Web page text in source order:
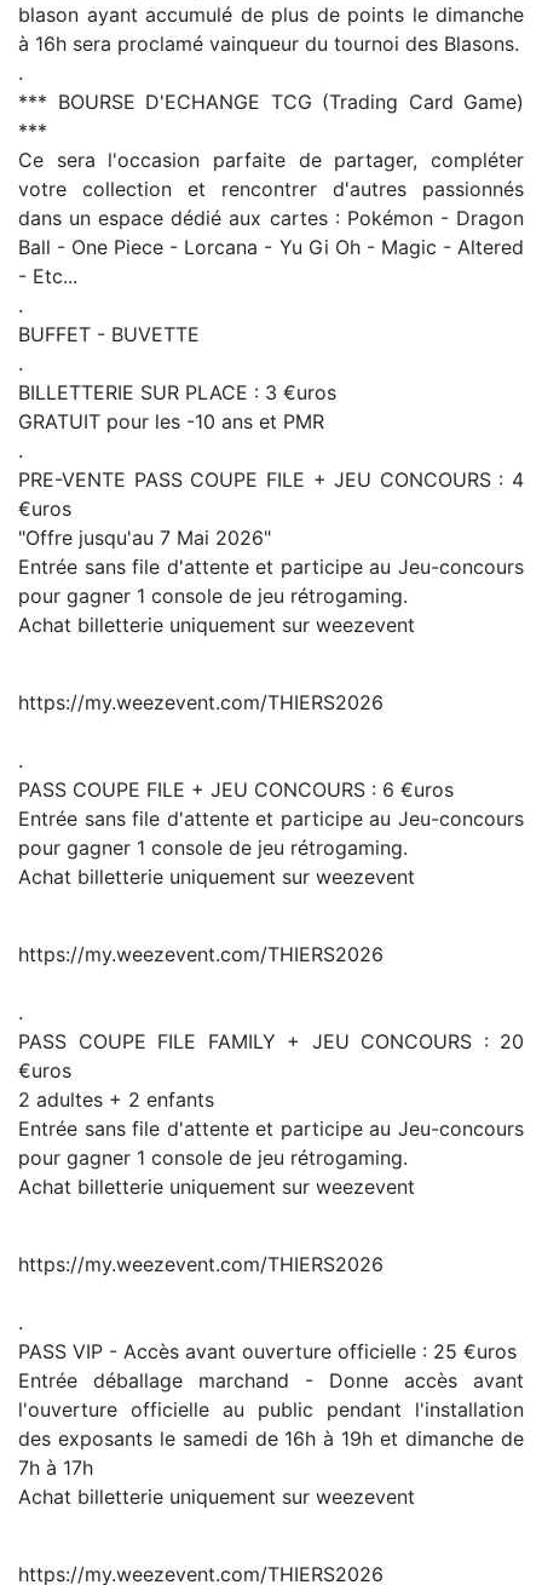
blason ayant accumulé de plus de points le dimanche
à 16h sera proclamé vainqueur du tournoi des Blasons.
.
*** BOURSE D'ECHANGE TCG (Trading Card Game)
***
Ce sera l'occasion parfaite de partager, compléter
votre collection et rencontrer d'autres passionnés
dans un espace dédié aux cartes : Pokémon - Dragon
Ball - One Piece - Lorcana - Yu Gi Oh - Magic - Altered
- Etc...
.
BUFFET - BUVETTE
.
BILLETTERIE SUR PLACE : 3 €uros
GRATUIT pour les -10 ans et PMR
.
PRE-VENTE PASS COUPE FILE + JEU CONCOURS : 4
€uros
"Offre jusqu'au 7 Mai 2026"
Entrée sans file d'attente et participe au Jeu-concours
pour gagner 1 console de jeu rétrogaming.
Achat billetterie uniquement sur weezevent
https://my.weezevent.com/THIERS2026
.
PASS COUPE FILE + JEU CONCOURS : 6 €uros
Entrée sans file d'attente et participe au Jeu-concours
pour gagner 1 console de jeu rétrogaming.
Achat billetterie uniquement sur weezevent
https://my.weezevent.com/THIERS2026
.
PASS COUPE FILE FAMILY + JEU CONCOURS : 20
€uros
2 adultes + 2 enfants
Entrée sans file d'attente et participe au Jeu-concours
pour gagner 1 console de jeu rétrogaming.
Achat billetterie uniquement sur weezevent
https://my.weezevent.com/THIERS2026
.
PASS VIP - Accès avant ouverture officielle : 25 €uros
Entrée déballage marchand - Donne accès avant
l'ouverture officielle au public pendant l'installation
des exposants le samedi de 16h à 19h et dimanche de
7h à 17h
Achat billetterie uniquement sur weezevent
https://my.weezevent.com/THIERS2026